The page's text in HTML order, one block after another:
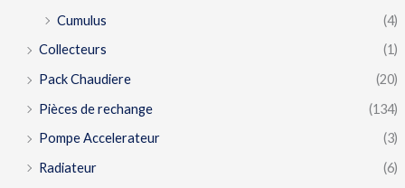
Cumulus
(4)
Collecteurs
(1)
Pack Chaudiere
(20)
Pièces de rechange
(134)
Pompe Accelerateur
(3)
Radiateur
(6)